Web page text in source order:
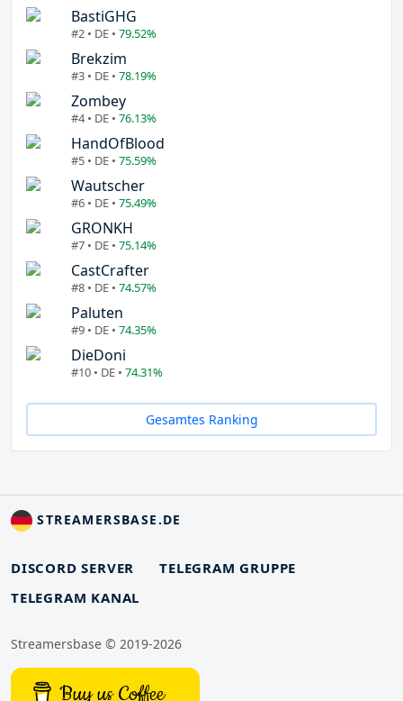
BastiGHG
#2 • DE • 79.52%
Brekzim
#3 • DE • 78.19%
Zombey
#4 • DE • 76.13%
HandOfBlood
#5 • DE • 75.59%
Wautscher
#6 • DE • 75.49%
GRONKH
#7 • DE • 75.14%
CastCrafter
#8 • DE • 74.57%
Paluten
#9 • DE • 74.35%
DieDoni
#10 • DE • 74.31%
Gesamtes Ranking
STREAMERSBASE.DE
DISCORD SERVER
TELEGRAM GRUPPE
TELEGRAM KANAL
Streamersbase © 2019-2026
Buy us Coffee